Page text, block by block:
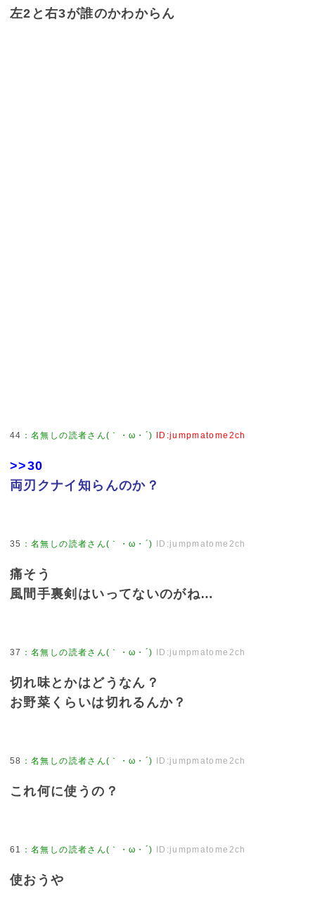
左2と右3が誰のかわからん
44 ：名無しの読者さん(｀・ω・´) ID:jumpmatome2ch
>>30
両刃クナイ知らんのか？
35 ：名無しの読者さん(｀・ω・´) ID:jumpmatome2ch
痛そう
風間手裏剣はいってないのがね…
37 ：名無しの読者さん(｀・ω・´) ID:jumpmatome2ch
切れ味とかはどうなん？
お野菜くらいは切れるんか？
58 ：名無しの読者さん(｀・ω・´) ID:jumpmatome2ch
これ何に使うの？
61 ：名無しの読者さん(｀・ω・´) ID:jumpmatome2ch
使おうや